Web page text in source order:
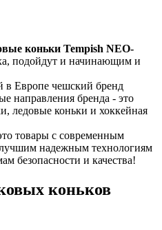
коньки Tempish NEO-
подойдут и начинающим и
в Европе чешский бренд
направления бренда - это
ледовые коньки и хоккейная
товары с современным
надежным технологиям
безопасности и качества!
коньков